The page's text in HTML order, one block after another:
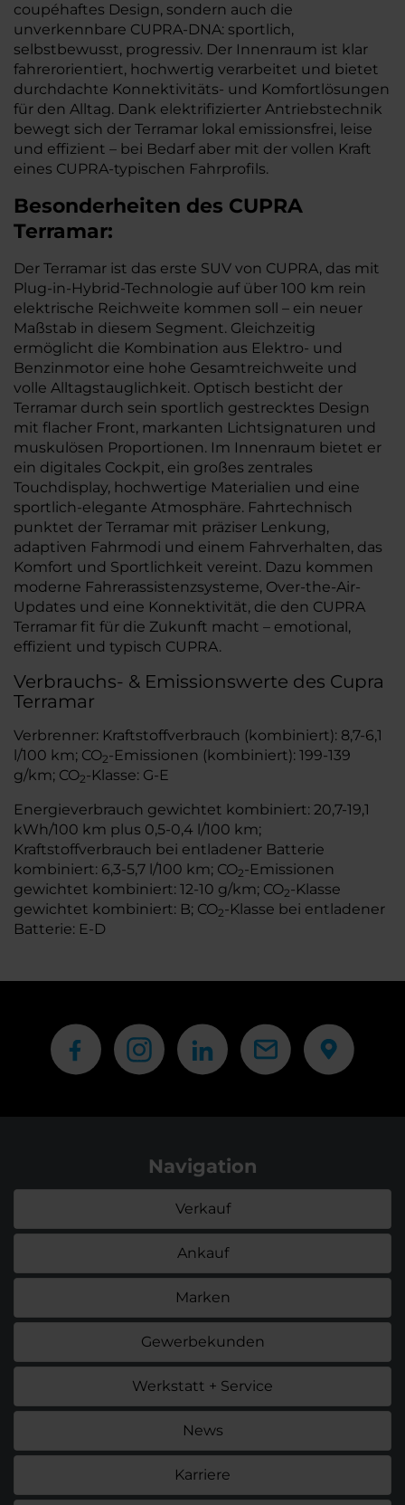
coupéhaftes Design, sondern auch die
unverkennbare CUPRA-DNA: sportlich,
selbstbewusst, progressiv. Der Innenraum ist klar
fahrerorientiert, hochwertig verarbeitet und bietet
durchdachte Konnektivitäts- und Komfortlösungen
für den Alltag. Dank elektrifizierter Antriebstechnik
bewegt sich der Terramar lokal emissionsfrei, leise
und effizient – bei Bedarf aber mit der vollen Kraft
eines CUPRA-typischen Fahrprofils.
Besonderheiten des CUPRA
Terramar:
Der Terramar ist das erste SUV von CUPRA, das mit
Plug-in-Hybrid-Technologie auf über 100 km rein
elektrische Reichweite kommen soll – ein neuer
Maßstab in diesem Segment. Gleichzeitig
ermöglicht die Kombination aus Elektro- und
Benzinmotor eine hohe Gesamtreichweite und
volle Alltagstauglichkeit. Optisch besticht der
Terramar durch sein sportlich gestrecktes Design
mit flacher Front, markanten Lichtsignaturen und
muskulösen Proportionen. Im Innenraum bietet er
ein digitales Cockpit, ein großes zentrales
Touchdisplay, hochwertige Materialien und eine
sportlich-elegante Atmosphäre. Fahrtechnisch
punktet der Terramar mit präziser Lenkung,
adaptiven Fahrmodi und einem Fahrverhalten, das
Komfort und Sportlichkeit vereint. Dazu kommen
moderne Fahrerassistenzsysteme, Over-the-Air-
Updates und eine Konnektivität, die den CUPRA
Terramar fit für die Zukunft macht – emotional,
effizient und typisch CUPRA.
Verbrauchs- & Emissionswerte des Cupra
Terramar
Verbrenner: Kraftstoffverbrauch (kombiniert): 8,7-6,1
l/100 km; CO2-Emissionen (kombiniert): 199-139
g/km; CO2-Klasse: G-E
Energieverbrauch gewichtet kombiniert: 20,7-19,1
kWh/100 km plus 0,5-0,4 l/100 km;
Kraftstoffverbrauch bei entladener Batterie
kombiniert: 6,3-5,7 l/100 km; CO2-Emissionen
gewichtet kombiniert: 12-10 g/km; CO2-Klasse
gewichtet kombiniert: B; CO2-Klasse bei entladener
Batterie: E-D
Navigation
Verkauf
Ankauf
Marken
Gewerbekunden
Werkstatt + Service
News
Karriere